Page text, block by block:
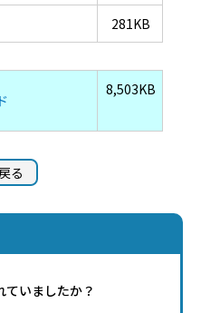
281KB
8,503KB
る
いましたか？